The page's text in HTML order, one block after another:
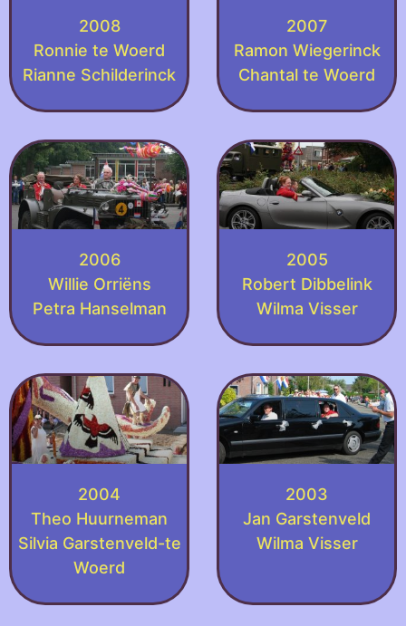
2008
Ronnie te Woerd
Rianne Schilderinck
2007
Ramon Wiegerinck
Chantal te Woerd
2006
Willie Orriëns
Petra Hanselman
2005
Robert Dibbelink
Wilma Visser
2004
Theo Huurneman
Silvia Garstenveld-te
Woerd
2003
Jan Garstenveld
Wilma Visser